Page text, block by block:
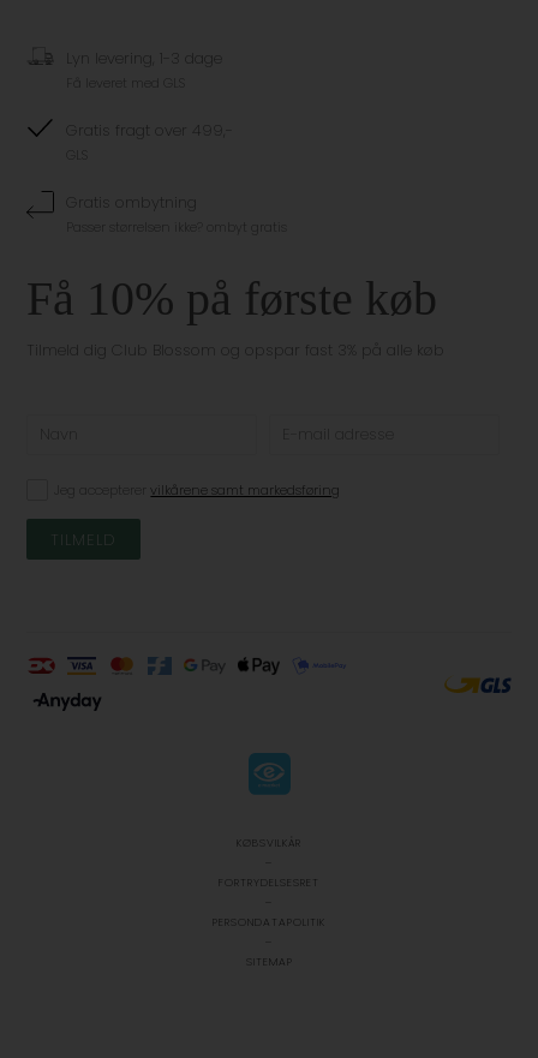
Lyn levering, 1-3 dage
Få leveret med GLS
Gratis fragt over 499,-
Gratis ombytning
Passer størrelsen ikke? ombyt gratis
Få 10% på første køb
Tilmeld dig Club Blossom og opspar fast 3% på alle køb
Jeg accepterervilkårene samt markedsføring
KØBSVILKÅR
FORTRYDELSESRET
PERSONDATAPOLITIK
SITEMAP